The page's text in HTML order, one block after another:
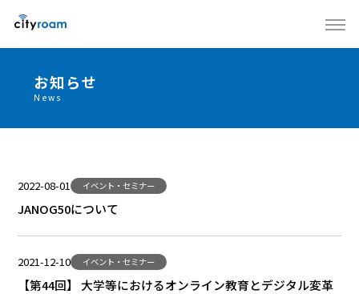
お知らせ
News
2022-08-01 イベント・セミナー
JANOG50について
2021-12-10 イベント・セミナー
【第44回】 大学等におけるオンライン教育とデジタル変革